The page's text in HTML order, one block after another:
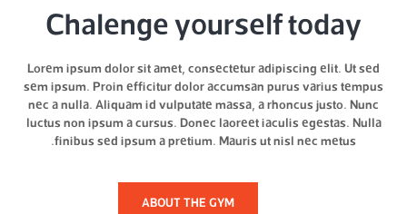
Chalenge yourself today
Lorem ipsum dolor sit amet, consectetur adipiscing elit. Ut sed
sem ipsum. Proin efficitur dolor accumsan purus varius tempus
nec a nulla. Aliquam id vulputate massa, a rhoncus justo. Nunc
luctus non ipsum a cursus. Donec laoreet iaculis egestas. Nulla
finibus sed ipsum a pretium. Mauris ut nisl nec metus.
ABOUT THE GYM